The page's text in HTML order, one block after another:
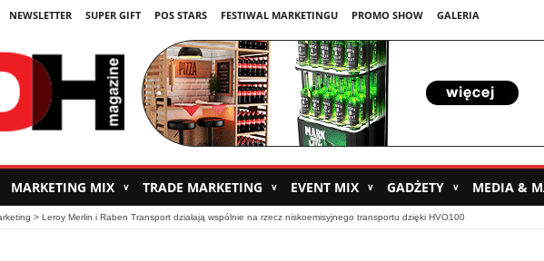
NEWSLETTER SUPER GIFT POS STARS FESTIWAL MARKETINGU PROMO SHOW GALERIA
MARKETING MIX ∨ TRADE MARKETING ∨ EVENT MIX ∨ GADŻETY ∨ MEDIA &
> Leroy Merlin i Raben Transport działają wspólnie na rzecz niskoemisyjnego transportu dzięki HVO100